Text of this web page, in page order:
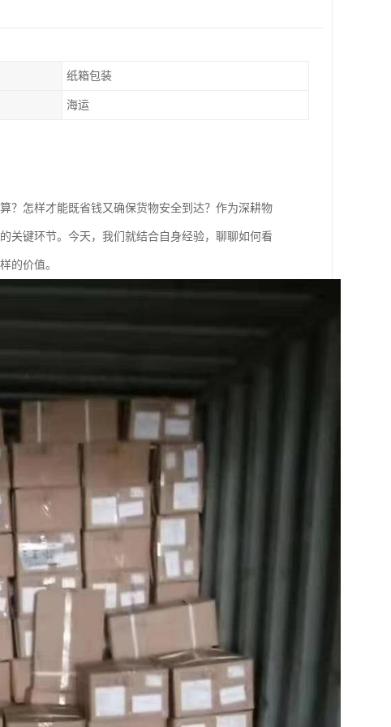
纸箱包装
海运
？怎样才能既省钱又确保货物安全到达？作为深耕物
关键环节。今天，我们就结合自身经验，聊聊如何看
的价值。